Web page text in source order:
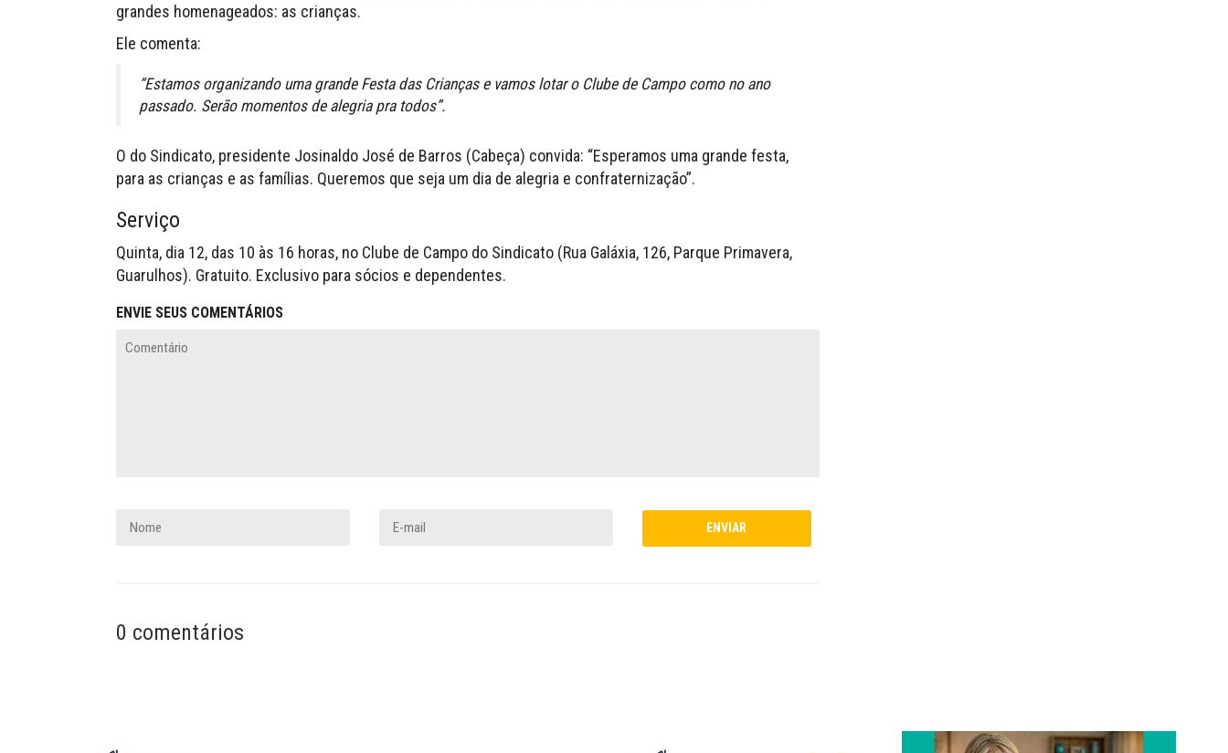
grandes homenageados: as crianças.
Ele comenta:
“Estamos organizando uma grande Festa das Crianças e vamos lotar o Clube de Campo como no ano
passado. Serão momentos de alegria pra todos”.
O do Sindicato, presidente Josinaldo José de Barros (Cabeça) convida: “Esperamos uma grande festa,
para as crianças e as famílias. Queremos que seja um dia de alegria e confraternização”.
Serviço
Quinta, dia 12, das 10 às 16 horas, no Clube de Campo do Sindicato (Rua Galáxia, 126, Parque Primavera,
Guarulhos). Gratuito. Exclusivo para sócios e dependentes.
ENVIE SEUS COMENTÁRIOS
0 comentários